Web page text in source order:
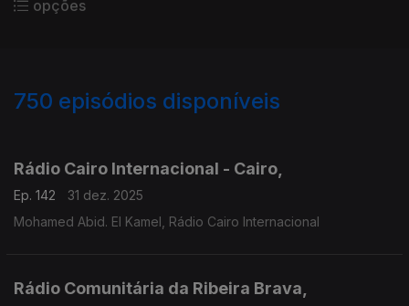
opções
750 episódios disponíveis
Rádio Cairo Internacional - Cairo,
Ep. 142
31 dez. 2025
Mohamed Abid. El Kamel, Rádio Cairo Internacional
Rádio Comunitária da Ribeira Brava,